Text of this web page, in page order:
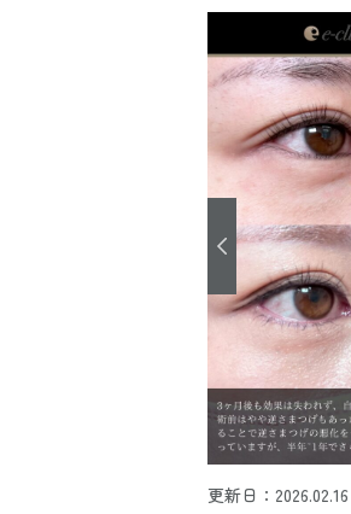
更新日：2026.02.16